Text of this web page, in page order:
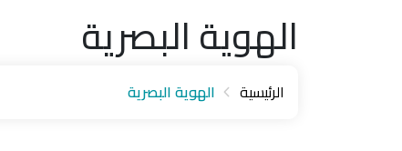
الهوية البصرية
الرئيسية الهوية البصرية